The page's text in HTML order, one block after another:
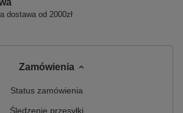
dostawa od 2000zł
Zamówienia
Status zamówienia
Śledzenie przesyłki